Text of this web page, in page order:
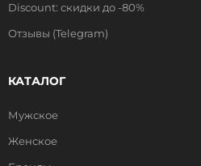
Discount: скидки до -80%
Отзывы (Telegram)
КАТАЛОГ
Мужское
Женское